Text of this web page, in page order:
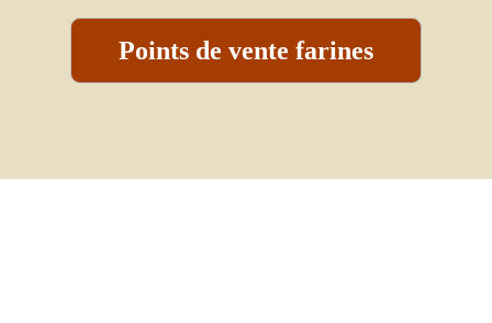
Points de vente farines